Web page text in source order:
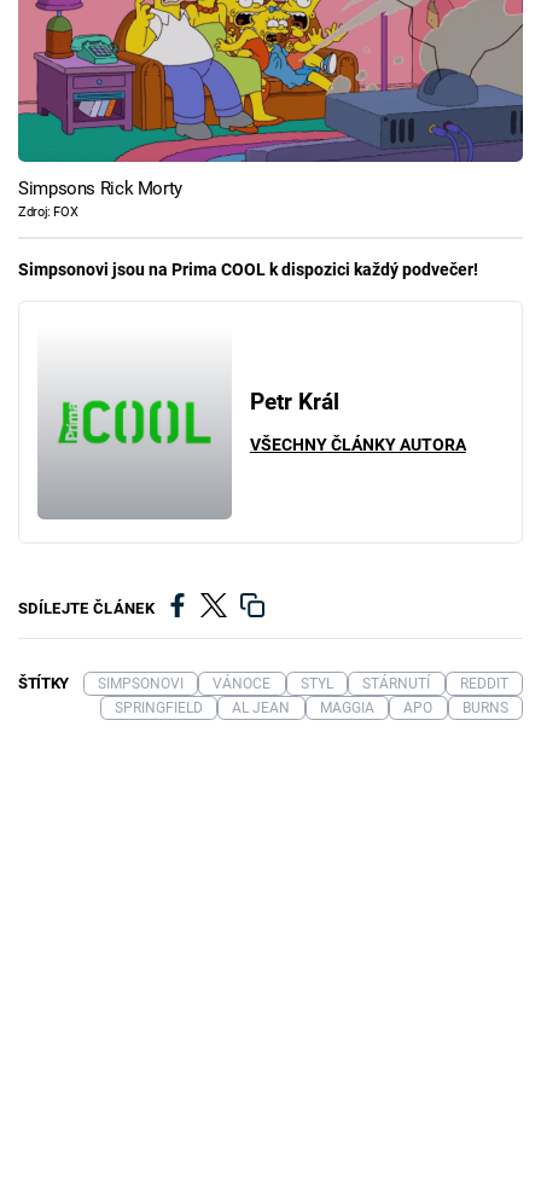
Simpsons Rick Morty
Zdroj: FOX
Simpsonovi jsou na Prima COOL k dispozici každý podvečer!
Petr Král
VŠECHNY ČLÁNKY AUTORA
SDÍLEJTE ČLÁNEK
ŠTÍTKY SIMPSONOVI VÁNOCE STYL STÁRNUTÍ
REDDIT
SPRINGFIELD
AL JEAN MAGGIA APO BURNS